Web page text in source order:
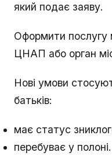
який подає заяву.
Оформити послугу
ЦНАП або орган
Нові умови
батьків:
має статус
перебуває у полоні.